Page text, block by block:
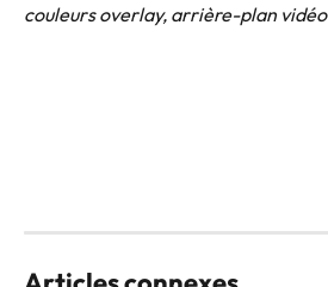
couleurs overlay, arrière-plan vidéo